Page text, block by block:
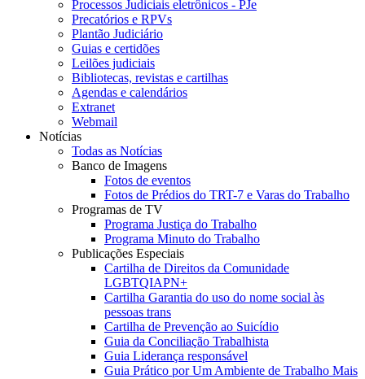
Processos Judiciais eletrônicos - PJe
Precatórios e RPVs
Plantão Judiciário
Guias e certidões
Leilões judiciais
Bibliotecas, revistas e cartilhas
Agendas e calendários
Extranet
Webmail
Notícias
Todas as Notícias
Banco de Imagens
Fotos de eventos
Fotos de Prédios do TRT-7 e Varas do Trabalho
Programas de TV
Programa Justiça do Trabalho
Programa Minuto do Trabalho
Publicações Especiais
Cartilha de Direitos da Comunidade
LGBTQIAPN+
Cartilha Garantia do uso do nome social às
pessoas trans
Cartilha de Prevenção ao Suicídio
Guia da Conciliação Trabalhista
Guia Liderança responsável
Guia Prático por Um Ambiente de Trabalho Mais